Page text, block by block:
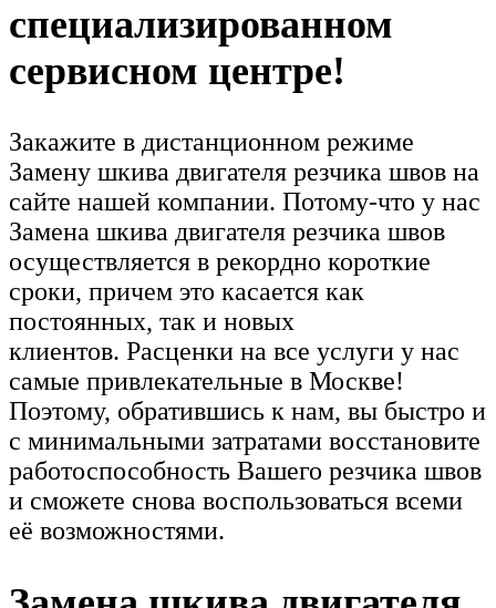
специализированном
сервисном центре!
Закажите в дистанционном режиме
Замену шкива двигателя резчика швов на
сайте нашей компании. Потому-что у нас
Замена шкива двигателя резчика швов
осуществляется в рекордно короткие
сроки, причем это касается как
постоянных, так и новых
клиентов. Расценки на все услуги у нас
самые привлекательные в Москве!
Поэтому, обратившись к нам, вы быстро и
с минимальными затратами восстановите
работоспособность Вашего резчика швов
и сможете снова воспользоваться всеми
её возможностями.